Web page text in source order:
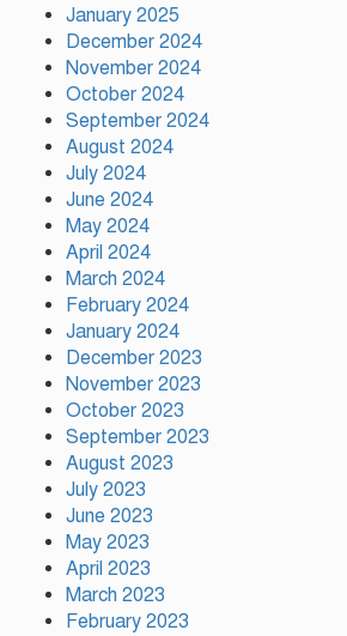
দখলে ব্যাকুল:
January 2025
December 2024
November 2024
October 2024
September 2024
August 2024
July 2024
June 2024
May 2024
April 2024
March 2024
February 2024
January 2024
December 2023
November 2023
October 2023
September 2023
August 2023
July 2023
June 2023
May 2023
April 2023
March 2023
February 2023